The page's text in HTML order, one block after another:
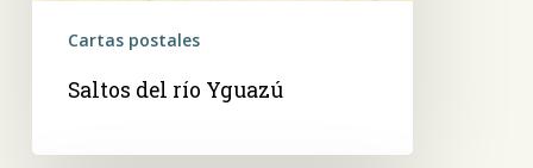
Cartas postales
Saltos del río Yguazú